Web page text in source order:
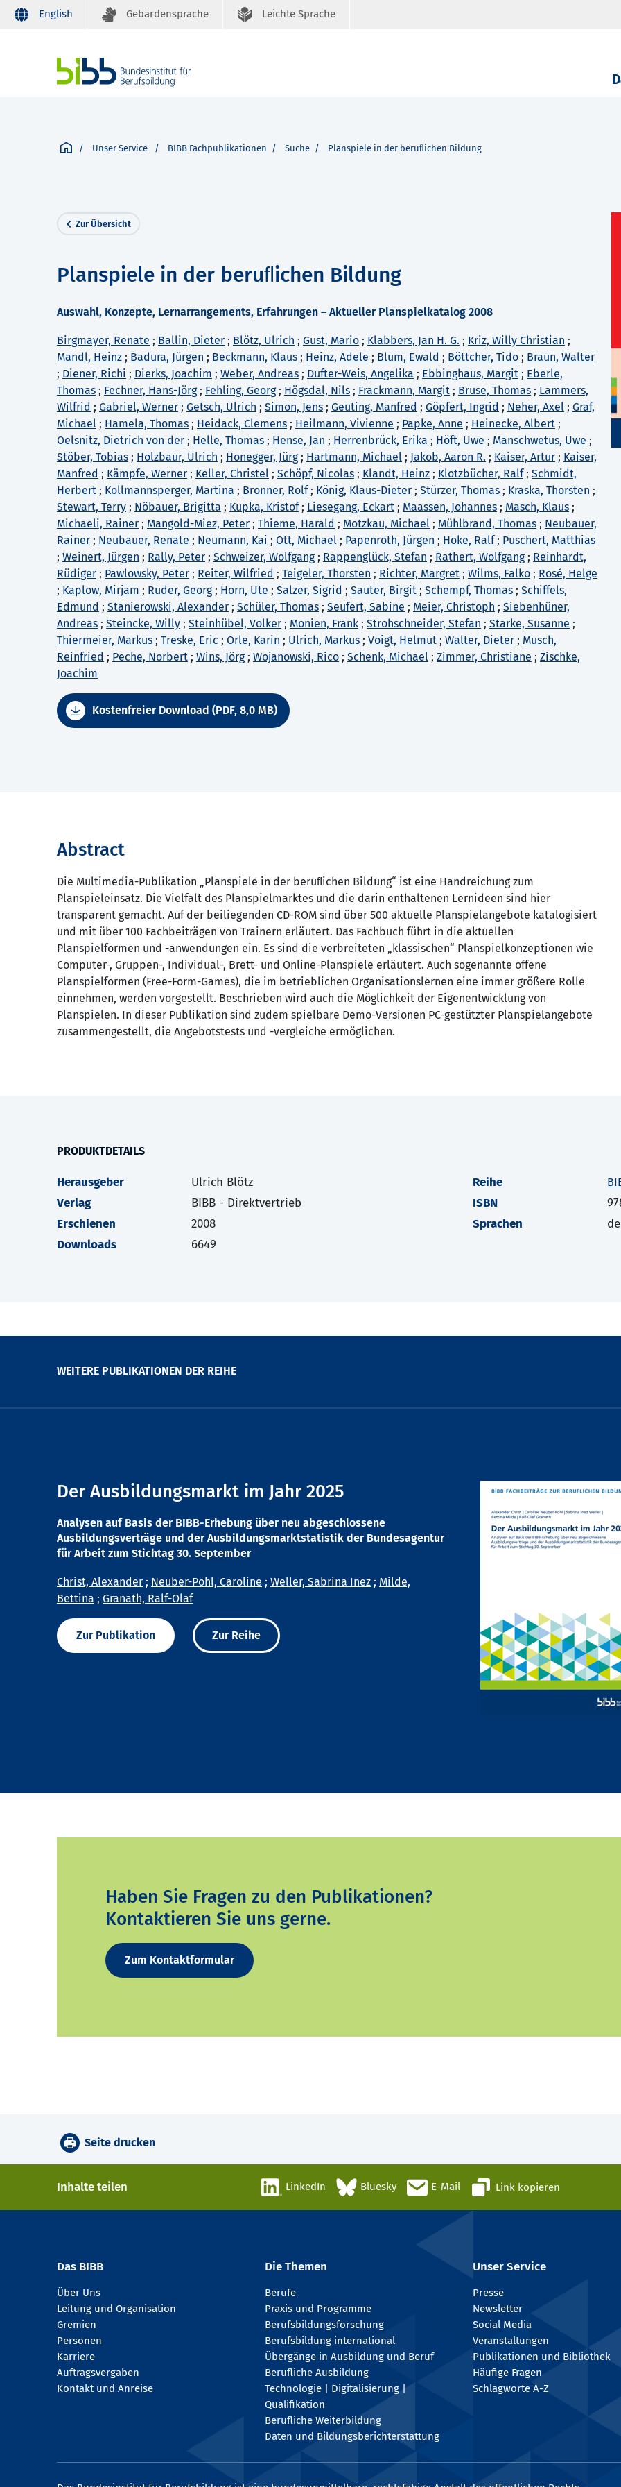
English Gebärdensprache Leichte Sprache
Unser Service BIBB Fachpublikationen Suche Planspiele in der beruﬂichen Bildung
Zur Übersicht
Planspiele in der beruﬂichen Bildung
Auswahl, Konzepte, Lernarrangements, Erfahrungen – Aktueller Planspielkatalog 2008
Birgmayer, Renate ; Ballin, Dieter ; Blötz, Ulrich ; Gust, Mario ; Klabbers, Jan H. G. ; Kriz, Willy Christian ;
Mandl, Heinz ; Badura, Jürgen ; Beckmann, Klaus ; Heinz, Adele ; Blum, Ewald ; Böttcher, Tido ; Braun, Walter
; Diener, Richi ; Dierks, Joachim ; Weber, Andreas ; Dufter-Weis, Angelika ; Ebbinghaus, Margit ; Eberle,
Thomas ; Fechner, Hans-Jörg; Fehling, Georg; Högsdal, Nils ; Frackmann, Margit ; Bruse, Thomas ; Lammers,
Wilfrid ; Gabriel, Werner ; Getsch, Ulrich ; Simon, Jens ; Geuting, Manfred ; Göpfert, Ingrid ; Neher, Axel ; Graf,
Michael ; Hamela, Thomas ; Heidack, Clemens ; Heilmann, Vivienne ; Papke, Anne ; Heinecke, Albert ;
Oelsnitz, Dietrich von der ; Helle, Thomas ; Hense, Jan ; Herrenbrück, Erika ; Höft, Uwe ; Manschwetus, Uwe ;
Stöber, Tobias ; Holzbaur, Ulrich ; Honegger, Jürg; Hartmann, Michael ; Jakob, Aaron R. ; Kaiser, Artur ; Kaiser,
Manfred ; Kämpfe, Werner ; Keller, Christel ; Schöpf, Nicolas ; Klandt, Heinz ; Klotzbücher, Ralf; Schmidt,
Herbert ; Kollmannsperger, Martina ; Bronner, Rolf; König, Klaus-Dieter ; Stürzer, Thomas ; Kraska, Thorsten ;
Stewart, Terry ; Nöbauer, Brigitta ; Kupka, Kristof; Liesegang, Eckart ; Maassen, Johannes ; Masch, Klaus ;
Michaeli, Rainer ; Mangold-Miez, Peter ; Thieme, Harald ; Motzkau, Michael ; Mühlbrand, Thomas ; Neubauer,
Rainer ; Neubauer, Renate ; Neumann, Kai ; Ott, Michael ; Papenroth, Jürgen ; Hoke, Ralf; Puschert, Matthias
; Weinert, Jürgen ; Rally, Peter ; Schweizer, Wolfgang; Rappenglück, Stefan ; Rathert, Wolfgang; Reinhardt,
Rüdiger ; Pawlowsky, Peter ; Reiter, Wilfried ; Teigeler, Thorsten ; Richter, Margret ; Wilms, Falko ; Rosé, Helge
; Kaplow, Mirjam ; Ruder, Georg; Horn, Ute ; Salzer, Sigrid ; Sauter, Birgit ; Schempf, Thomas ; Schiffels,
Edmund ; Stanierowski, Alexander ; Schüler, Thomas ; Seufert, Sabine ; Meier, Christoph ; Siebenhüner,
Andreas ; Steincke, Willy ; Steinhübel, Volker ; Monien, Frank ; Strohschneider, Stefan ; Starke, Susanne ;
Thiermeier, Markus ; Treske, Eric ; Orle, Karin ; Ulrich, Markus ; Voigt, Helmut ; Walter, Dieter ; Musch,
Reinfried ; Peche, Norbert ; Wins, Jörg; Wojanowski, Rico ; Schenk, Michael ; Zimmer, Christiane ; Zischke,
Joachim
Kostenfreier Download (PDF, 8,0 MB)
Abstract
Die Multimedia-Publikation „Planspiele in der beruﬂichen Bildung“ ist eine Handreichung zum
Planspieleinsatz. Die Vielfalt des Planspielmarktes und die darin enthaltenen Lernideen sind hier
transparent gemacht. Auf der beiliegenden CD-ROM sind über 500 aktuelle Planspielangebote katalogisiert
und mit über 100 Fachbeiträgen von Trainern erläutert. Das Fachbuch führt in die aktuellen
Planspielformen und -anwendungen ein. Es sind die verbreiteten „klassischen“ Planspielkonzeptionen wie
Computer-, Gruppen-, Individual-, Brett- und Online-Planspiele erläutert. Auch sogenannte offene
Planspielformen (Free-Form-Games), die im betrieblichen Organisationslernen eine immer größere Rolle
einnehmen, werden vorgestellt. Beschrieben wird auch die Möglichkeit der Eigenentwicklung von
Planspielen. In dieser Publikation sind zudem spielbare Demo-Versionen PC-gestützter Planspielangebote
zusammengestellt, die Angebotstests und -vergleiche ermöglichen.
PRODUKTDETAILS
Herausgeber
Ulrich Blötz
Verlag
BIBB - Direktvertrieb
Erschienen
2008
Downloads
6649
Reihe
ISBN
Sprachen
WEITERE PUBLIKATIONEN DER REIHE
Der Ausbildungsmarkt im Jahr 2025
Analysen auf Basis der BIBB-Erhebung über neu abgeschlossene
Ausbildungsverträge und der Ausbildungsmarktstatistik der Bundesagentur
für Arbeit zum Stichtag 30. September
Christ, Alexander ; Neuber-Pohl, Caroline ; Weller, Sabrina Inez ; Milde,
Bettina ; Granath, Ralf-Olaf
Zur Publikation Zur Reihe
Haben Sie Fragen zu den Publikationen?
Kontaktieren Sie uns gerne.
Zum Kontaktformular
Seite drucken
Inhalte teilen LinkedIn Bluesky E-Mail Link kopieren
Das BIBB
Über Uns
Leitung und Organisation
Gremien
Personen
Karriere
Auftragsvergaben
Kontakt und Anreise
Die Themen
Berufe
Praxis und Programme
Berufsbildungsforschung
Berufsbildung international
Übergänge in Ausbildung und Beruf
Berufliche Ausbildung
Technologie | Digitalisierung |
Qualifikation
Berufliche Weiterbildung
Daten und Bildungsberichterstattung
Unser Service
Presse
Newsletter
Social Media
Veranstaltungen
Publikationen und Bibliothek
Häufige Fragen
Schlagworte A-Z